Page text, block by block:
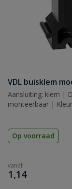
Beoordeling
VDL buisklem
Aansluiting: klem |
monteerbaar |
Op voorraad
vanaf
€
1,14